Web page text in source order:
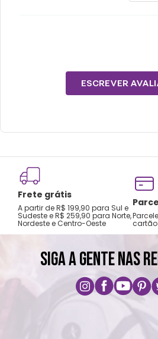
ESCREVER
Frete grátis
A partir de R$ 199,90 para Sul e
Sudeste e R$ 259,90 para Norte,
Nordeste e Centro-Oeste
SIGA A GENTE NAS